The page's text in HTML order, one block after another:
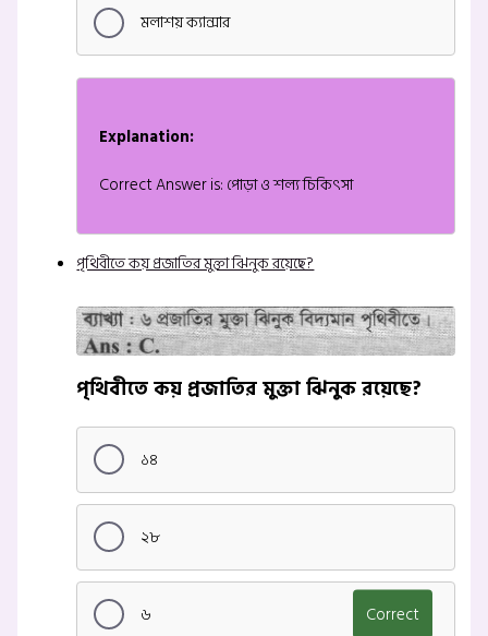
মলাশয় ক্যান্সার
Explanation:
Correct Answer is: পোড়া ও শল্য চিকিৎসা
পৃথিবীতে কয় প্রজাতির মুক্তা ঝিনুক রয়েছে?
পৃথিবীতে কয় প্রজাতির মুক্তা ঝিনুক রয়েছে?
১৪
২৮
৬ Correct